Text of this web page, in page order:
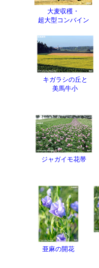
大麦収穫・
超大型コンバイン
キガラシの丘と
美馬牛小
ジャガイモ花帯
亜麻の開花